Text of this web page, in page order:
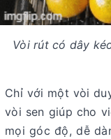
Vòi rút có dây
Chỉ với một vòi
vòi sen giúp cho
mọi góc độ, dễ